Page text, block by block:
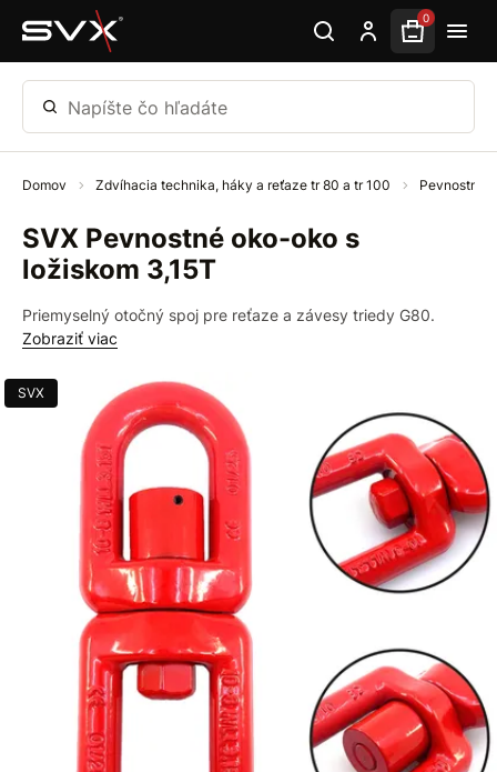
Preskočiť na hlavný obsah 0
Napíšte čo hľadáte
Domov Zdvíhacia technika, háky a reťaze tr 80 a tr 100 Pevnostná
SVX Pevnostné oko-oko s
ložiskom 3,15T
Priemyselný otočný spoj pre reťaze a závesy triedy G80.
Zobraziť viac
SVX